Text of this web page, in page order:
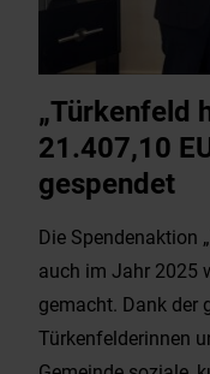
„Türkenfeld
21.407,10
gespendet
Die Spendenaktion
auch im Jahr 2025
gemacht. Dank der
Türkenfelderinnen